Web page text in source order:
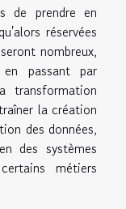
de prendre en
réservées
nombreux,
passant par
la création
des données,
des systèmes
métiers